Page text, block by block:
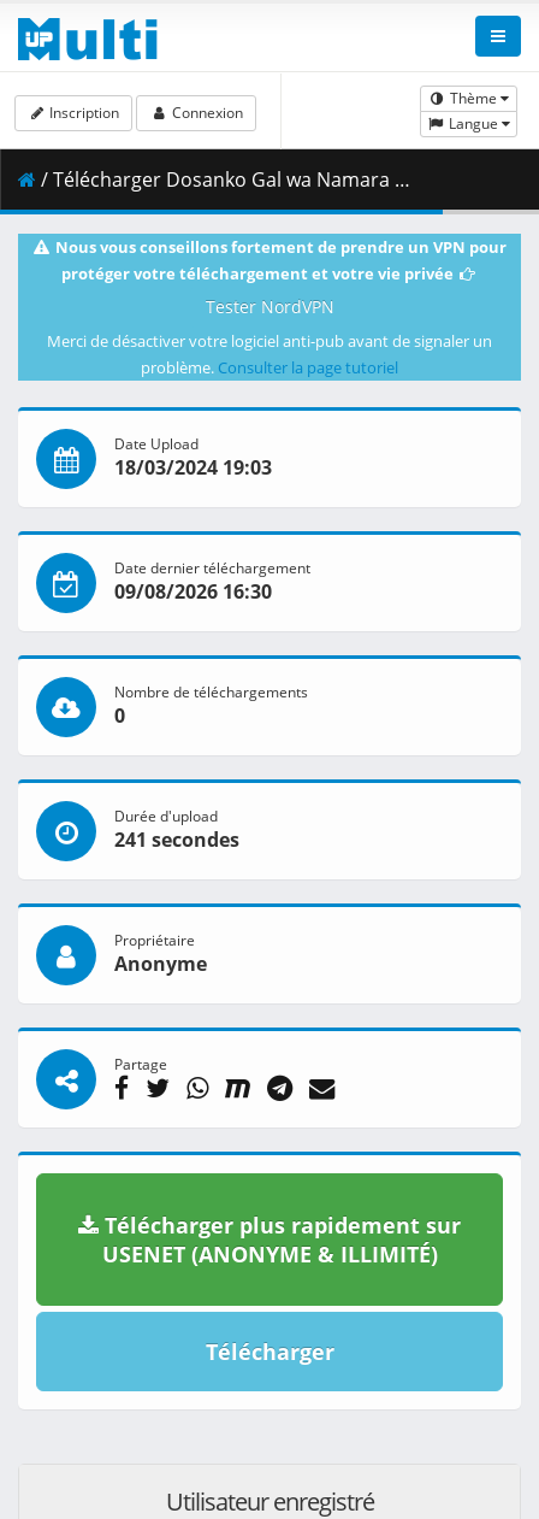
Thème
Langue
Inscription Connexion
/ Télécharger Dosanko Gal wa Namara Menkoi - S01E11 - 720p WEB x264 -NanDesuKa (CR).mkv.002 ( 354.56 MB )
Nous vous conseillons fortement de prendre un VPN pour
protéger votre téléchargement et votre vie privée
Tester NordVPN
Merci de désactiver votre logiciel anti-pub avant de signaler un
problème. Consulter la page tutoriel
Date Upload
18/03/2024 19:03
Date dernier téléchargement
09/08/2026 16:30
Nombre de téléchargements
0
Durée d'upload
241 secondes
Propriétaire
Anonyme
Partage
Télécharger plus rapidement sur
USENET (ANONYME & ILLIMITÉ)
Télécharger
Utilisateur enregistré